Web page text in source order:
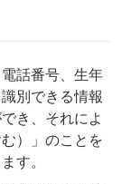
話番号、生年
別できる情報
き、それによ
）」のことを
す。